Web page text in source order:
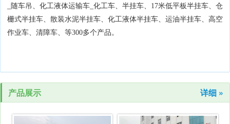
_随车吊、化工液体运输车_化工车、半挂车、17米低平板半挂车、仓
栅式半挂车、散装水泥半挂车、化工液体半挂车、运油半挂车、高空
作业车、清障车、等300多个产品。
产品展示 详细 »